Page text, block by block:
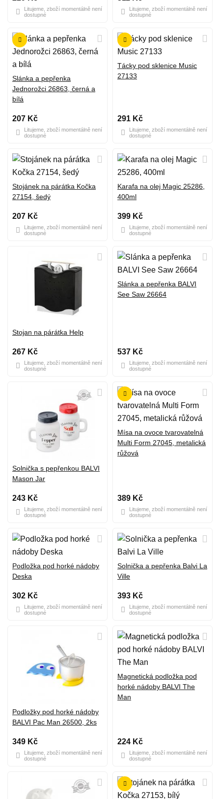
Litujeme, zboží momentálně není
dostupné
Litujeme, zboží momentálně není
dostupné
Slánka a pepřenka
Jednorožci 26863, černá a
bílá
207 Kč
Litujeme, zboží momentálně není
dostupné
Tácky pod sklenice Music
27133
291 Kč
Litujeme, zboží momentálně není
dostupné
Stojánek na párátka Kočka
27154, šedý
207 Kč
Litujeme, zboží momentálně není
dostupné
Karafa na olej Magic 25286,
400ml
399 Kč
Litujeme, zboží momentálně není
dostupné
Stojan na párátka Help
267 Kč
Litujeme, zboží momentálně není
dostupné
Slánka a pepřenka BALVI
See Saw 26664
537 Kč
Litujeme, zboží momentálně není
dostupné
Solnička s pepřenkou BALVI
Mason Jar
243 Kč
Litujeme, zboží momentálně není
dostupné
Mísa na ovoce tvarovatelná
Multi Form 27045, metalická
růžová
389 Kč
Litujeme, zboží momentálně není
dostupné
Podložka pod horké nádoby
Deska
302 Kč
Litujeme, zboží momentálně není
dostupné
Solnička a pepřenka Balvi La
Ville
393 Kč
Litujeme, zboží momentálně není
dostupné
Podložky pod horké nádoby
BALVI Pac Man 26500, 2ks
349 Kč
Litujeme, zboží momentálně není
dostupné
Magnetická podložka pod
horké nádoby BALVI The
Man
224 Kč
Litujeme, zboží momentálně není
dostupné